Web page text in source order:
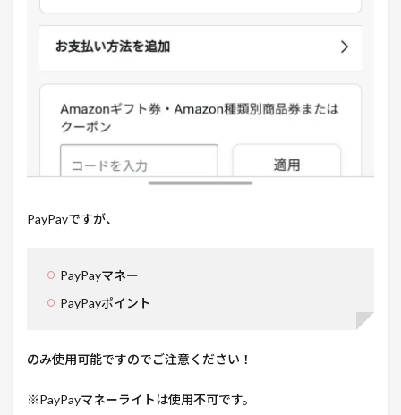
PayPayですが、
PayPayマネー
PayPayポイント
のみ使用可能ですのでご注意ください！
※PayPayマネーライトは使用不可です。